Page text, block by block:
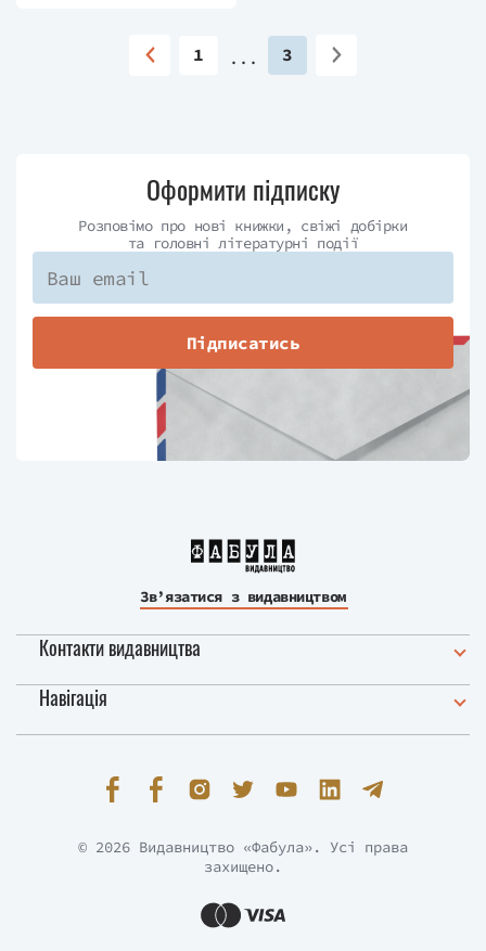
1 3
Оформити підписку
Розповімо про нові книжки, свіжі добірки
та головні літературні події
Підписатись
Зв’язатися з видавництвом
Контакти видавництва
Навігація
© 2026 Видавництво «Фабула». Усі права
захищено.